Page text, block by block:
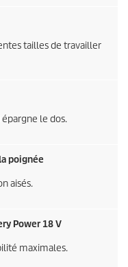
tailles de travailler
le dos.
poignée
aisés.
Power 18 V
maximales.